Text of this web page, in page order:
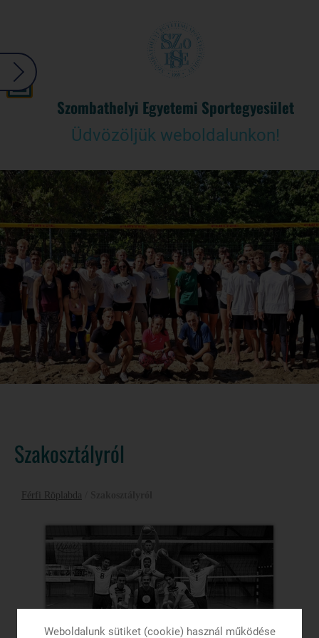
Szombathelyi Egyetemi Sportegyesület
Üdvözöljük weboldalunkon!
Szakosztályról
Férfi Röplabda
Weboldalunk sütiket (cookie) használ működése